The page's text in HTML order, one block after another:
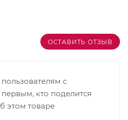
ОСТАВИТЬ ОТЗЫВ
с
кто поделится
этом товаре